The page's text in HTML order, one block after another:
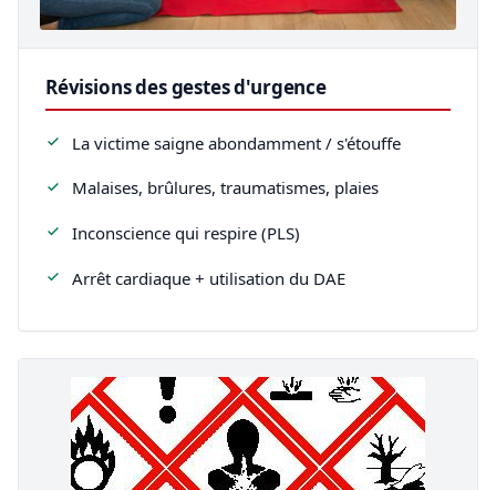
Révisions des gestes d'urgence
La victime saigne abondamment / s'étouffe
Malaises, brûlures, traumatismes, plaies
Inconscience qui respire (PLS)
Arrêt cardiaque + utilisation du DAE